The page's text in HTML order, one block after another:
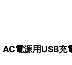
AC電源用USB充